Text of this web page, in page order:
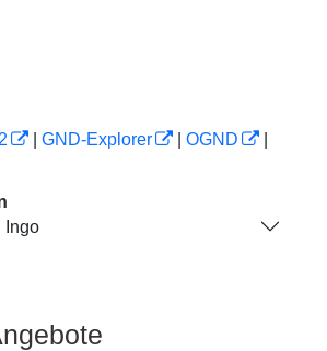
GND-Explorer OGND
Ingo